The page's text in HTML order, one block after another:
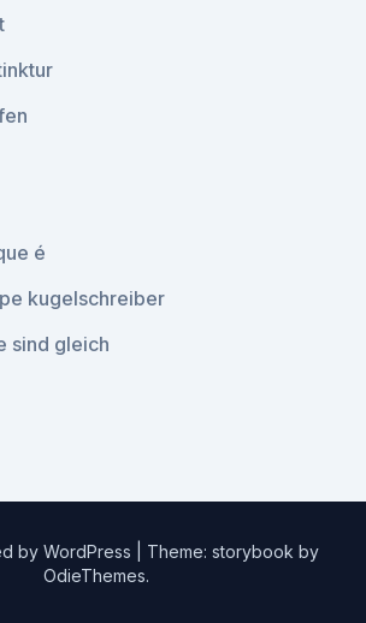
é
kugelschreiber
sind gleich
by WordPress
Theme: storybook by
OdieThemes.